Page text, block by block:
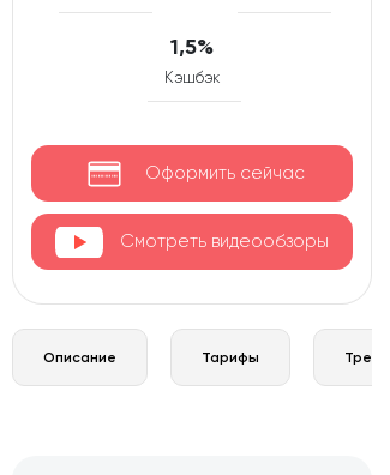
1,5%
Кэшбэк
Оформить сейчас
Смотреть видеообзоры
Описание Тарифы